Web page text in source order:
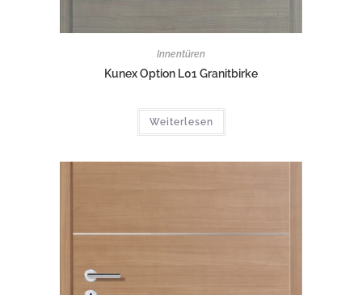
Innentüren
Kunex Option L01 Granitbirke
Weiterlesen